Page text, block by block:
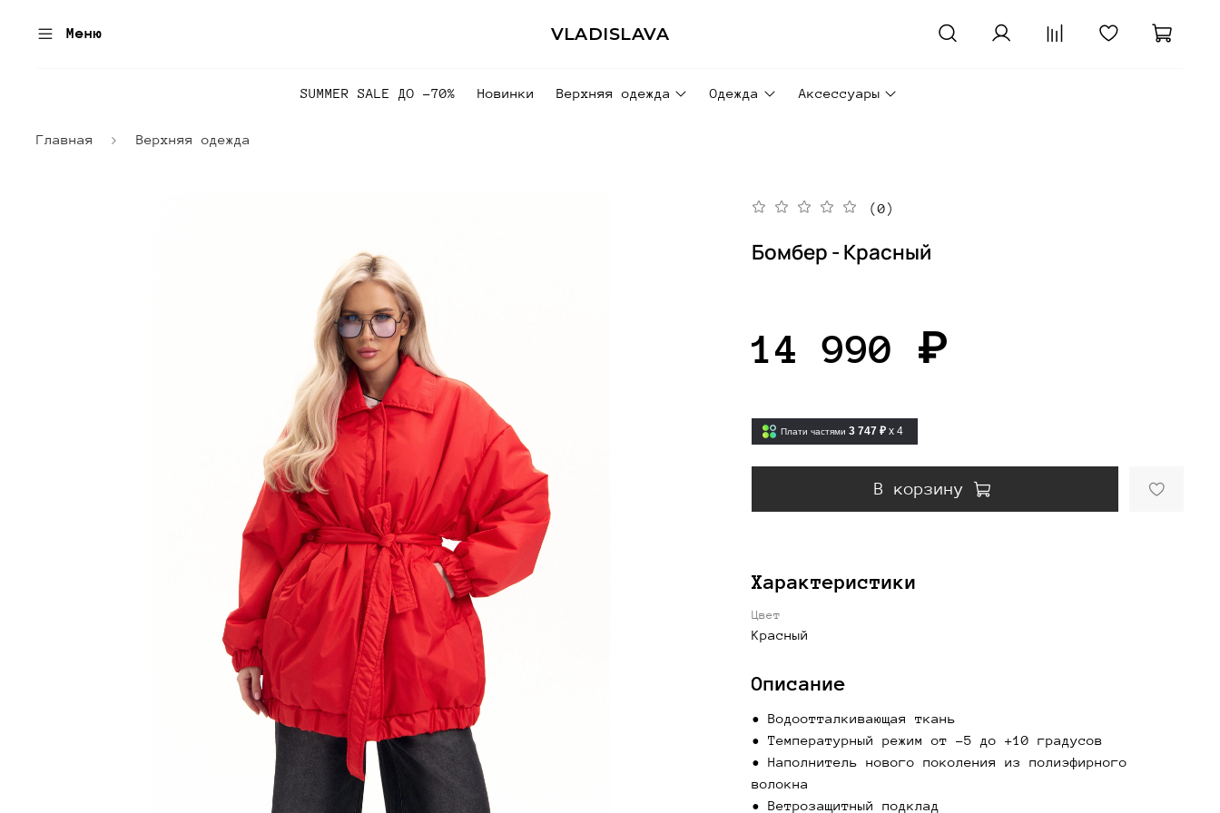
Меню VLADISLAVA
SUMMER SALE ДО -70% Новинки Верхняя одежда Одежда Аксессуары
Главная Верхняя одежда
(0)
Бомбер - Красный
14 990 ₽
Плати частями 3 747 ₽ x 4
В корзину
Характеристики
Цвет
Красный
Описание
• Водоотталкивающая ткань
• Температурный режим от -5 до +10 градусов
• Наполнитель нового поколения из полиэфирного
волокна
• Ветрозащитный подклад